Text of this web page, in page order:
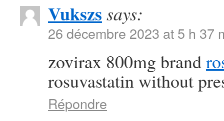
Vukszs says:
26 décembre 2023 at 5 h 37
zovirax 800mg brand
rosuvastatin without
Répondre